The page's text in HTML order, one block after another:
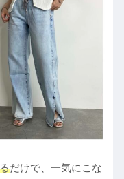
だけで、一気にこな